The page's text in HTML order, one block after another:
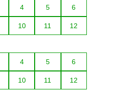
4 5 6
10 11 12
4 5 6
10 11 12